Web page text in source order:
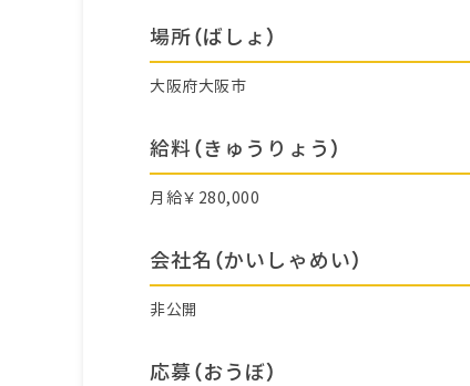
場所（ばしょ）
大阪府大阪市
給料（きゅうりょう）
月給￥280,000
会社名（かいしゃめい）
非公開
応募（おうぼ）